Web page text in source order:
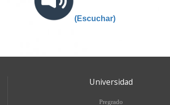
(Escuchar)
Universidad
Pregrado